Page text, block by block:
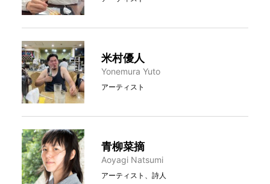
米村優人
Yonemura Yuto
アーティスト
青柳菜摘
Aoyagi Natsumi
アーティスト、詩人